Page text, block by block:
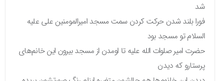
شد
فورا بلند شدن حرکت کردن سمت مسجد امیرالمومنین علی علیه
السلام تو مسجد بود
حضرت امیر صلوات الله علیه تا اومدن از مسجد بیرون این خانم‌های
پرستارو که دیدن